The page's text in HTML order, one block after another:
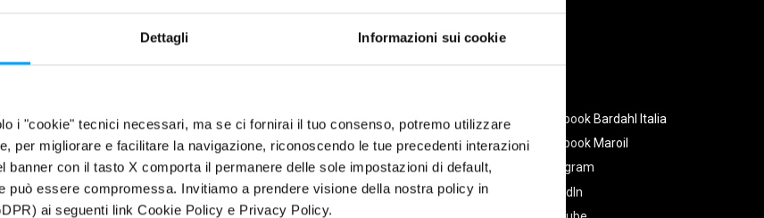
Dettagli Informazioni sui cookie
i "cookie" tecnici necessari, ma se ci fornirai il tuo consenso, potremo utilizzare
per migliorare e facilitare la navigazione, riconoscendo le tue precedenti interazioni
banner con il tasto X comporta il permanere delle sole impostazioni di default,
può essere compromessa. Invitiamo a prendere visione della nostra policy in
ai seguenti link Cookie Policy e Privacy Policy.
Automotive
Motorcycle
Marine Division
Agricultural
Privacy policy
Cookie policy
Facebook Bardahl Italia
Facebook Maroil
Instagram
LinkedIn